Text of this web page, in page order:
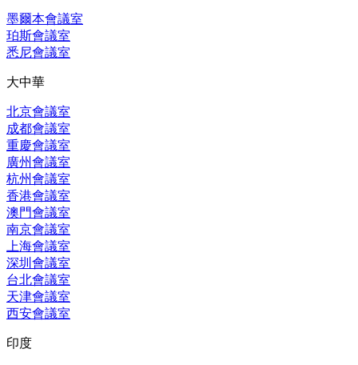
墨爾本會議室
珀斯會議室
悉尼會議室
大中華
北京會議室
成都會議室
重慶會議室
廣州會議室
杭州會議室
香港會議室
澳門會議室
南京會議室
上海會議室
深圳會議室
台北會議室
天津會議室
西安會議室
印度